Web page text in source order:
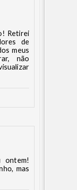
Retirei
de
meus
não
ontem!
mas